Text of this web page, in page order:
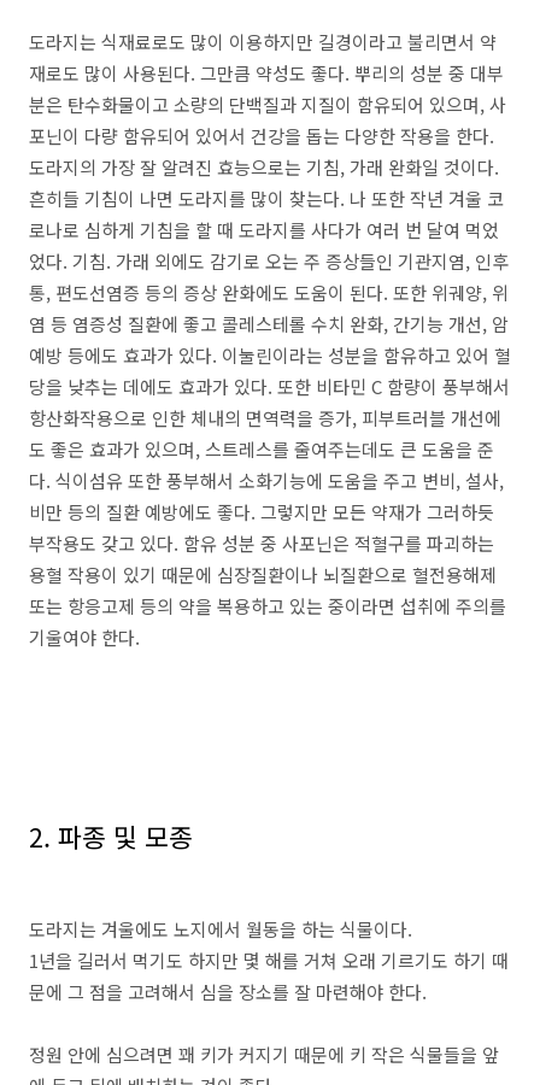
도라지는 식재료로도 많이 이용하지만 길경이라고 불리면서 약
재로도 많이 사용된다. 그만큼 약성도 좋다. 뿌리의 성분 중 대부
분은 탄수화물이고 소량의 단백질과 지질이 함유되어 있으며, 사
포닌이 다량 함유되어 있어서 건강을 돕는 다양한 작용을 한다.
도라지의 가장 잘 알려진 효능으로는 기침, 가래 완화일 것이다.
흔히들 기침이 나면 도라지를 많이 찾는다. 나 또한 작년 겨울 코
로나로 심하게 기침을 할 때 도라지를 사다가 여러 번 달여 먹었
었다. 기침. 가래 외에도 감기로 오는 주 증상들인 기관지염, 인후
통, 편도선염증 등의 증상 완화에도 도움이 된다. 또한 위궤양, 위
염 등 염증성 질환에 좋고 콜레스테롤 수치 완화, 간기능 개선, 암
예방 등에도 효과가 있다. 이눌린이라는 성분을 함유하고 있어 혈
당을 낮추는 데에도 효과가 있다. 또한 비타민 C 함량이 풍부해서
항산화작용으로 인한 체내의 면역력을 증가, 피부트러블 개선에
도 좋은 효과가 있으며, 스트레스를 줄여주는데도 큰 도움을 준
다. 식이섬유 또한 풍부해서 소화기능에 도움을 주고 변비, 설사,
비만 등의 질환 예방에도 좋다. 그렇지만 모든 약재가 그러하듯
부작용도 갖고 있다. 함유 성분 중 사포닌은 적혈구를 파괴하는
용혈 작용이 있기 때문에 심장질환이나 뇌질환으로 혈전용해제
또는 항응고제 등의 약을 복용하고 있는 중이라면 섭취에 주의를
기울여야 한다.
2. 파종 및 모종
도라지는 겨울에도 노지에서 월동을 하는 식물이다.
1년을 길러서 먹기도 하지만 몇 해를 거쳐 오래 기르기도 하기 때
문에 그 점을 고려해서 심을 장소를 잘 마련해야 한다.
정원 안에 심으려면 꽤 키가 커지기 때문에 키 작은 식물들을 앞